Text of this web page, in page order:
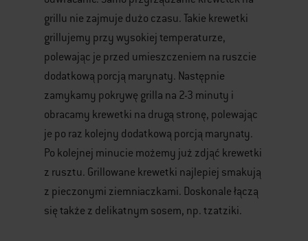
grillu nie zajmuje dużo czasu. Takie krewetki
grillujemy przy wysokiej temperaturze,
polewając je przed umieszczeniem na ruszcie
dodatkową porcją marynaty. Następnie
zamykamy pokrywę grilla na 2-3 minuty i
obracamy krewetki na drugą stronę, polewając
je po raz kolejny dodatkową porcją marynaty.
Po kolejnej minucie możemy już zdjąć krewetki
z rusztu. Grillowane krewetki najlepiej smakują
z pieczonymi ziemniaczkami. Doskonale łączą
się także z delikatnym sosem, np. tzatziki.